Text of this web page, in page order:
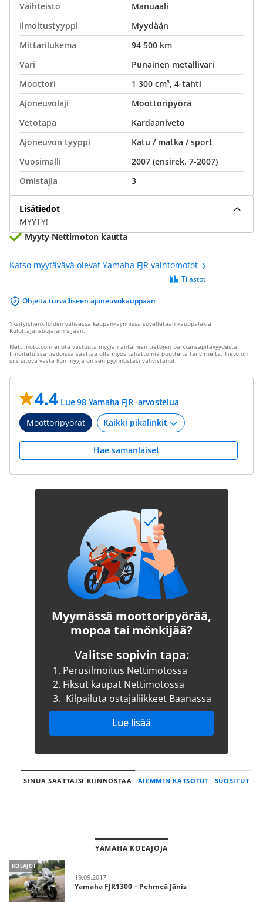
Vaihteisto
Manuaali
Ilmoitustyyppi
Myydään
Mittarilukema
94 500 km
Väri
Punainen metalliväri
Moottori
1 300 cm³, 4-tahti
Ajoneuvolaji
Moottoripyörä
Vetotapa
Kardaaniveto
Ajoneuvon tyyppi
Katu / matka / sport
Vuosimalli
2007 (ensirek. 7-2007)
Omistajia
3
Lisätiedot
MYYTY!
Myyty Nettimoton kautta
Katso myytävävä olevat Yamaha FJR vaihtomotot
Ohjeita turvalliseen ajoneuvokauppaan
Tilastot
Yksityishenkilöiden välisessä kaupankäynnissä sovelletaan kauppalakia
Kuluttajansuojalain sijaan.
Nettimoto.com ei ota vastuuta myyjän antamien tietojen paikkansapitävyydestä.
Ilmoitetuissa tiedoissa saattaa olla myös tahattomia puutteita tai virheitä. Tieto on
siis sitova vasta kun myyjä on sen pyynnöstäsi vahvistanut.
4.4 Lue 98 Yamaha FJR -arvostelua
Moottoripyörät
Hae samanlaiset
Myymässä moottoripyörää,
mopoa tai mönkijää?
Valitse sopivin tapa:
1. Perusilmoitus Nettimotossa
2. Fiksut kaupat Nettimotossa
3. Kilpailuta ostajaliikkeet Baanassa
Lue lisää
SINUA SAATTAISI KIINNOSTAA AIEMMIN KATSOTUT SUOSITUT
YAMAHA KOEAJOJA
KOEAJOT
19.09.2017
Yamaha FJR1300 – Pehmeä Jänis